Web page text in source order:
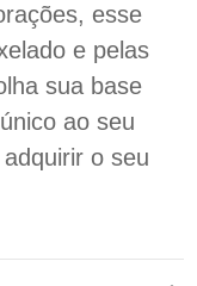
esse
e pelas
sua base
ao seu
o seu